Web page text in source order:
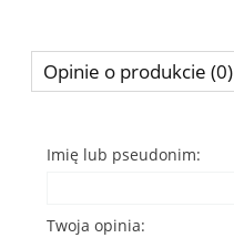
Opinie o produkcie (0)
Imię lub pseudonim:
Twoja opinia: